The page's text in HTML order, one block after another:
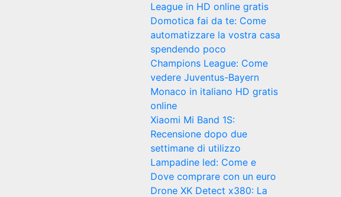
League in HD online gratis
Domotica fai da te: Come
automatizzare la vostra casa
spendendo poco
Champions League: Come
vedere Juventus-Bayern
Monaco in italiano HD gratis
online
Xiaomi Mi Band 1S:
Recensione dopo due
settimane di utilizzo
Lampadine led: Come e
Dove comprare con un euro
Drone XK Detect x380: La